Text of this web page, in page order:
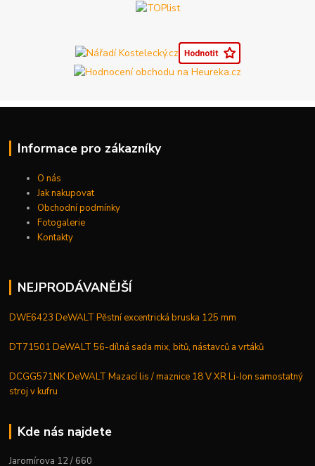
Informace pro zákazníky
O nás
Jak nakupovat
Obchodní podmínky
Fotogalerie
Kontakty
NEJPRODÁVANĚJŠÍ
DWE6423 DeWALT Pěstní excentrická bruska 125 mm
DT71501 DeWALT 56-dílná sada mix, bitů, nástavců a vrtáků
DCGG571NK DeWALT Mazací lis / maznice 18 V XR Li-Ion samostatný
stroj v kufru
Kde nás najdete
Jaromírova 12 / 660